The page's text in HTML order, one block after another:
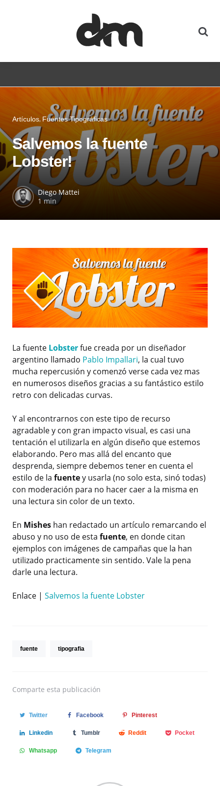
Artículos Fuentes Tipográficas
Salvemos la fuente
Lobster!
Diego Mattei
1 min
La fuente Lobsterfue creada por un diseñador
argentino llamado Pablo Impallari, la cual tuvo
mucha repercusión y comenzó verse cada vez mas
en numerosos diseños gracias a su fantástico estilo
retro con delicadas curvas.
Y al encontrarnos con este tipo de recurso
agradable y con gran impacto visual, es casi una
tentación el utilizarla en algún diseño que estemos
elaborando. Pero mas allá del encanto que
desprenda, siempre debemos tener en cuenta el
estilo de la fuentey usarla (no solo esta, sinó todas)
con moderación para no hacer caer a la misma en
una lectura sin color de un texto.
En Mishes han redactado un artículo remarcando el
abuso y no uso de esta fuente, en donde citan
ejemplos con imágenes de campañas que la han
utilizado practicamente sin sentido. Vale la pena
darle una lectura.
Enlace | Salvemos la fuente Lobster
fuente tipografia
Comparte esta publicación
Twitter Facebook Pinterest
Linkedin Tumblr Reddit Pocket
Whatsapp Telegram